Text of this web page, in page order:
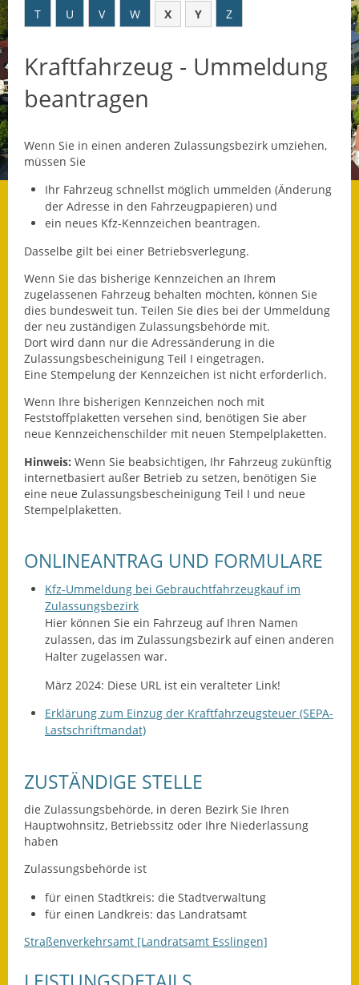
Datenschutz
Datenschutz im
Steueramt
Geschichte und
Was die Alten noch
wussten!
Wagner-Werkstatt
Informationsbroschüre
Lärmaktionsplan
Leichte Sprache
Infos in Leichter Sprache
Mitteilungsblatt
Nachhaltigkeitsbericht
Notfallplanung
Schadensmeldung
Landesstraße
Kreisstraße
Umleitungsplan
Zahlen und Fakten
Bauhof Notzingen
Behördenadressen
Beratungsstellen im
T
U V W X Y Z
Kraftfahrzeug - Ummeldung
beantragen
Wenn Sie in einen anderen Zulassungsbezirk umziehen,
müssen Sie
Ihr Fahrzeug schnellst möglich ummelden (Änderung
der Adresse in den Fahrzeugpapieren) und
ein neues Kfz-Kennzeichen beantragen.
Dasselbe gilt bei einer Betriebsverlegung.
Wenn Sie das bisherige Kennzeichen an Ihrem
zugelassenen Fahrzeug behalten möchten, können Sie
dies bundesweit tun. Teilen Sie dies bei der Ummeldung
der neu zuständigen Zulassungsbehörde mit.
Dort wird dann nur die Adressänderung in die
Zulassungsbescheinigung Teil I eingetragen.
Eine Stempelung der Kennzeichen ist nicht erforderlich.
Wenn Ihre bisherigen Kennzeichen noch mit
Feststoffplaketten versehen sind, benötigen Sie aber
neue Kennzeichenschilder mit neuen Stempelplaketten.
Hinweis: Wenn Sie beabsichtigen, Ihr Fahrzeug zukünftig
internetbasiert außer Betrieb zu setzen, benötigen Sie
eine neue Zulassungsbescheinigung Teil I und neue
Stempelplaketten.
ONLINEANTRAG UND FORMULARE
Kfz-Ummeldung bei Gebrauchtfahrzeugkauf im
Zulassungsbezirk
Hier können Sie ein Fahrzeug auf Ihren Namen
zulassen, das im Zulassungsbezirk auf einen anderen
Halter zugelassen war.
März 2024: Diese URL ist ein veralteter Link!
Erklärung zum Einzug der Kraftfahrzeugsteuer (SEPA-
Lastschriftmandat)
ZUSTÄNDIGE STELLE
die Zulassungsbehörde, in deren Bezirk Sie Ihren
Hauptwohnsitz, Betriebssitz oder Ihre Niederlassung
haben
Zulassungsbehörde ist
für einen Stadtkreis: die Stadtverwaltung
für einen Landkreis: das Landratsamt
Straßenverkehrsamt [Landratsamt Esslingen]